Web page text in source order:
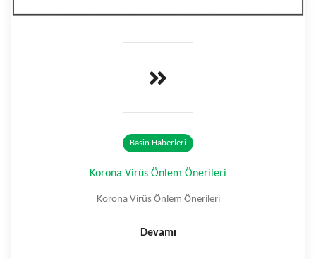
Basin Haberleri
Korona Virüs Önlem Önerileri
Korona Virüs Önlem Önerileri
Devamı